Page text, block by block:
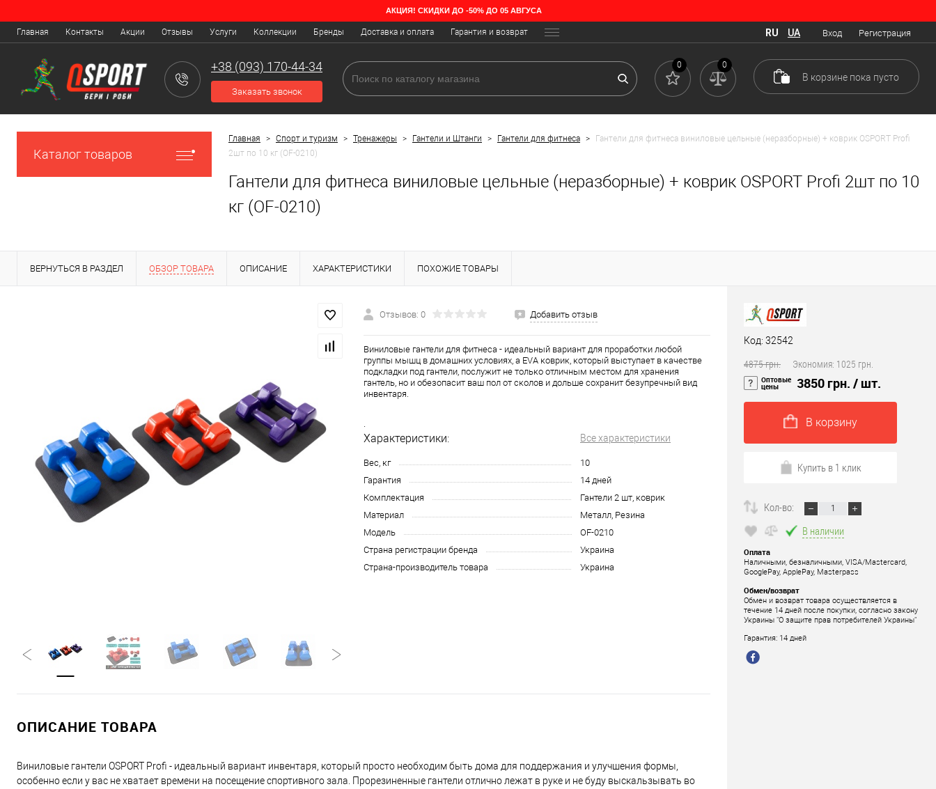
АКЦИЯ! СКИДКИ ДО -50% ДО 05 АВГУСА
Главная Контакты Акции Отзывы Услуги Коллекции Бренды Доставка и оплата Гарантия и возврат Вход Регистрация
RU UA
+38 (093) 170-44-34
Заказать звонок
0 0
В корзине пока пусто
Каталог товаров
Главная > Спорт и туризм > Тренажеры > Гантели и Штанги > Гантели для фитнеса >
Гантели для фитнеса виниловые цельные (неразборные) + коврик OSPORT Profi
2шт по 10 кг (OF-0210)
Гантели для фитнеса виниловые цельные (неразборные) + коврик OSPORT Profi 2шт по 10
кг (OF-0210)
ВЕРНУТЬСЯ В РАЗДЕЛ ОБЗОР ТОВАРА ОПИСАНИЕ ХАРАКТЕРИСТИКИ ПОХОЖИЕ ТОВАРЫ
Отзывов: 0 Добавить отзыв
Виниловые гантели для фитнеса - идеальный вариант для проработки любой
группы мышц в домашних условиях, а EVA коврик, который выступает в качестве
подкладки под гантели, послужит не только отличным местом для хранения
гантель, но и обезопасит ваш пол от сколов и дольше сохранит безупречный вид
инвентаря.
Характеристики: Все характеристики
Вес, кг
10
Гарантия
14 дней
Комплектация
Гантели 2 шт, коврик
Материал
Металл, Резина
Модель
OF-0210
Страна регистрации бренда
Украина
Страна-производитель товара
Украина
ОПИСАНИЕ ТОВАРА
Виниловые гантели OSPORT Profi - идеальный вариант инвентаря, который просто необходим быть дома для поддержания и улучшения формы,
особенно если у вас не хватает времени на посещение спортивного зала. Прорезиненные гантели отлично лежат в руке и не буду выскальзывать во
Код: 32542
4875 грн. Экономия: 1025 грн.
Оптовые
цены 3850 грн. / шт.
В корзину
Купить в 1 клик
Кол-во:
В наличии
Оплата
Наличными, безналичными, VISA/Mastercard,
GooglePay, ApplePay, Masterpass
Обмен/возврат
Обмен и возврат товара осуществляется в
течение 14 дней после покупки, согласно закону
Украины "О защите прав потребителей Украины"
Гарантия: 14 дней